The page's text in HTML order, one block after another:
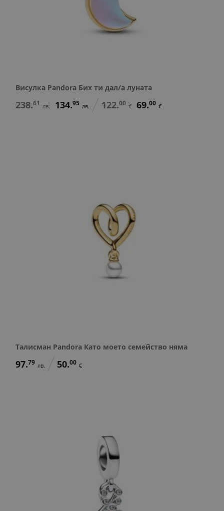
Висулка Pandora Бих ти дал/а луната
238.61 лв. 134.95 лв. 122.00 € 69.00 €
Талисман Pandora Като моето семейство няма
97.79 лв. 50.00 €